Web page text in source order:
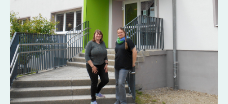
zu
Besuch
im
Compact